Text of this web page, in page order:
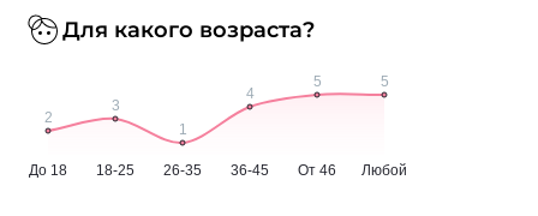
Для какого возраста?